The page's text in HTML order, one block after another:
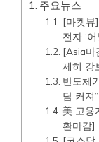
주요뉴스
[마켓뷰
전자 ‘
[Asia마
제히 강
반도체
담 커져
美 고용
환마감]